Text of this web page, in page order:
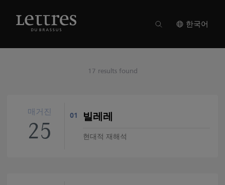
한국어
17 results found
매거진
25
01 빌레레
현대적 재해석